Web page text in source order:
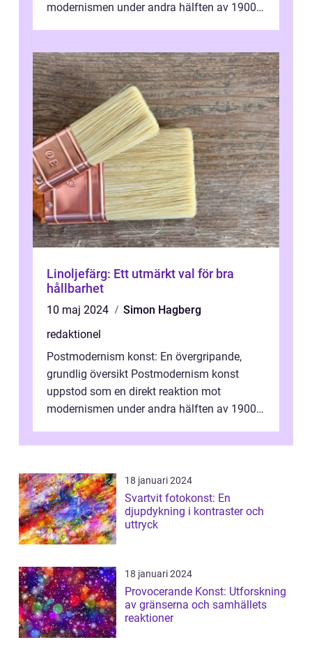
modernismen under andra hälften av 1900-
Linoljefärg: Ett utmärkt val för bra
hållbarhet
10 maj 2024
Simon Hagberg
redaktionel
Postmodernism konst: En övergripande,
grundlig översikt Postmodernism konst
uppstod som en direkt reaktion mot
modernismen under andra hälften av 1900-
...
18 januari 2024
Svartvit fotokonst: En
djupdykning i kontraster och
uttryck
18 januari 2024
Provocerande Konst: Utforskning
av gränserna och samhällets
reaktioner